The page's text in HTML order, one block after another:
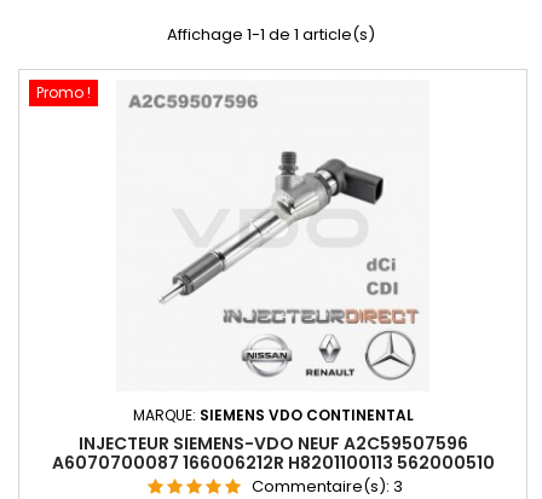
Affichage 1-1 de 1 article(s)
Promo !
MARQUE: SIEMENS VDO CONTINENTAL
INJECTEUR SIEMENS-VDO NEUF A2C59507596
A6070700087 166006212R H8201100113 562000510
Commentaire(s): 3